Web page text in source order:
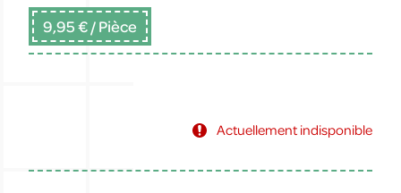
9,95 €/ Pièce
Actuellement indisponible